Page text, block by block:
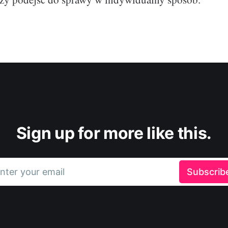
Sign up for more like this.
your email